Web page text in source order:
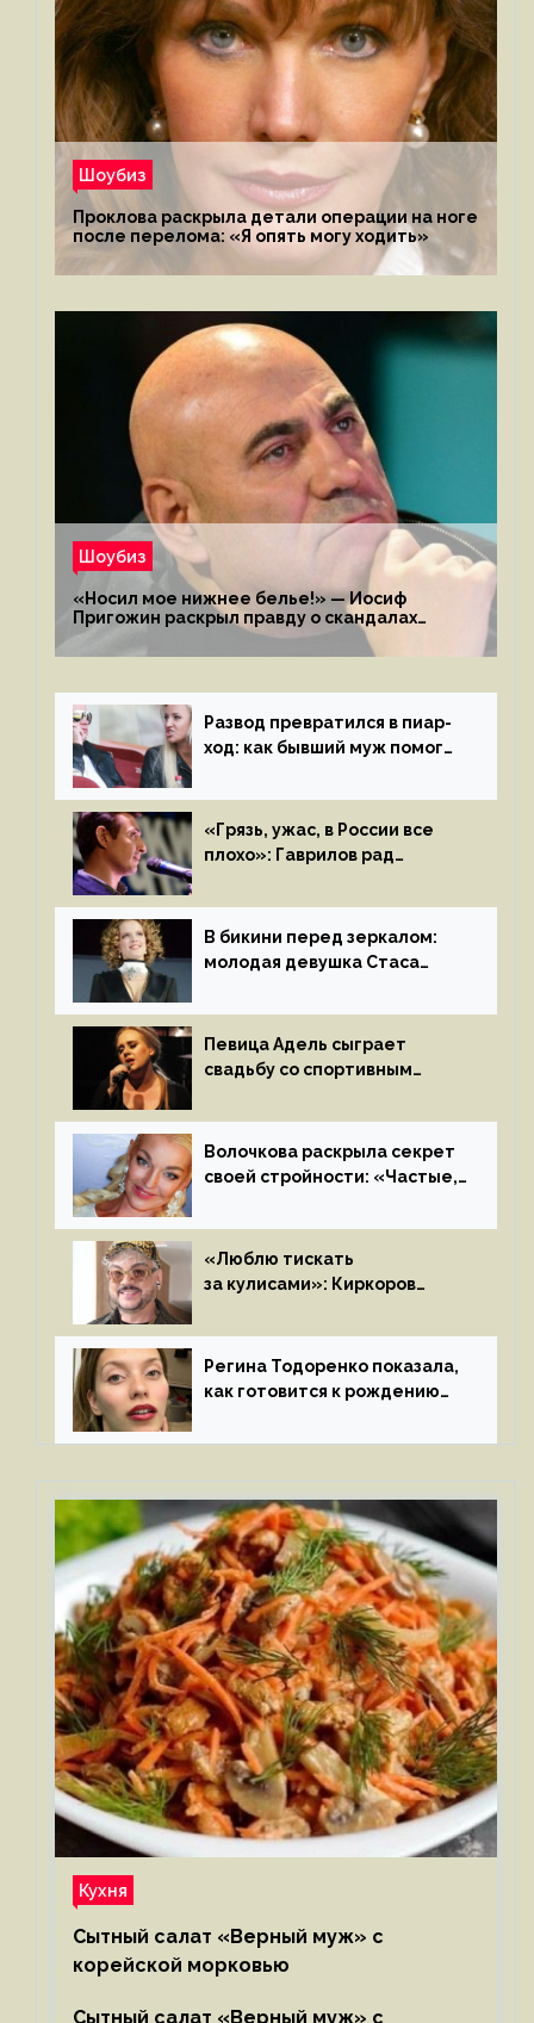
Шоубиз
Проклова раскрыла детали операции на ноге
после перелома: «Я опять могу ходить»
Шоубиз
«Носил мое нижнее белье!» — Иосиф
Пригожин раскрыл правду о скандалах
с мужем своей экс-жены
Развод превратился в пиар-
ход: как бывший муж помог
«Грязь, ужас, в России все
плохо»: Гаврилов рад
иноагентов
В бикини перед зеркалом:
молодая девушка Стаса
на камеру
Певица Адель сыграет
свадьбу со спортивным
летом
Волочкова раскрыла секрет
своей стройности: «Частые,
«Люблю тискать
за кулисами»: Киркоров
к молодой особе
Регина Тодоренко показала,
как готовится к рождению
Кухня
Сытный салат «Верный муж» с
корейской морковью
Сытный салат «Верный муж» с